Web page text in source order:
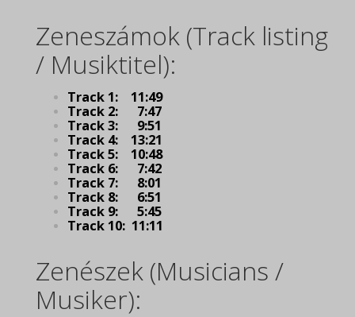
Zeneszámok (Track listing
/ Musiktitel):
Track 1: 11:49
Track 2: 7:47
Track 3: 9:51
Track 4: 13:21
Track 5: 10:48
Track 6: 7:42
Track 7: 8:01
Track 8: 6:51
Track 9: 5:45
Track 10: 11:11
Zenészek (Musicians /
Musiker):